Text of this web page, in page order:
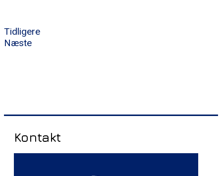
Tidligere
Næste
Kontakt